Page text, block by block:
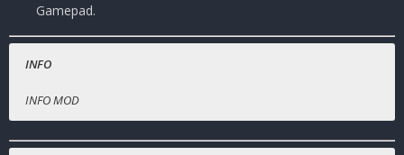
Gamepad.
INFO
INFO MOD